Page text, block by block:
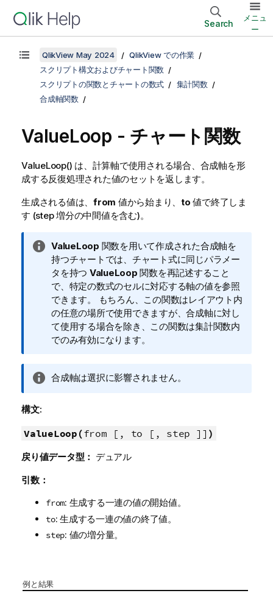
Search
メニュ
ー
QlikView May 2024
QlikView での作業
スクリプト構文およびチャート関数
スクリプトの関数とチャートの数式
集計関数
合成軸関数
ValueLoop - チャート関数
ValueLoop() は、計算軸で使用される場合、合成軸を形
成する反復処理された値のセットを返します。
生成される値は、 from 値から始まり、 to 値で終了しま
す (step 増分の中間値を含む)。
情
報
メ
モ
ValueLoop 関数を用いて作成された合成軸を
持つチャートでは、チャート式に同じパラメー
タを持つ ValueLoop 関数を再記述すること
で、特定の数式のセルに対応する軸の値を参照
できます。 もちろん、この関数はレイアウト内
の任意の場所で使用できますが、合成軸に対し
て使用する場合を除き、この関数は集計関数内
でのみ有効になります。
情
合成軸は選択に影響されません。
構文:
ValueLoop(from [, to [, step ]] )
戻り値データ型： デュアル
引数：
from: 生成する一連の値の開始値。
to: 生成する一連の値の終了値。
step: 値の増分量。
例と結果